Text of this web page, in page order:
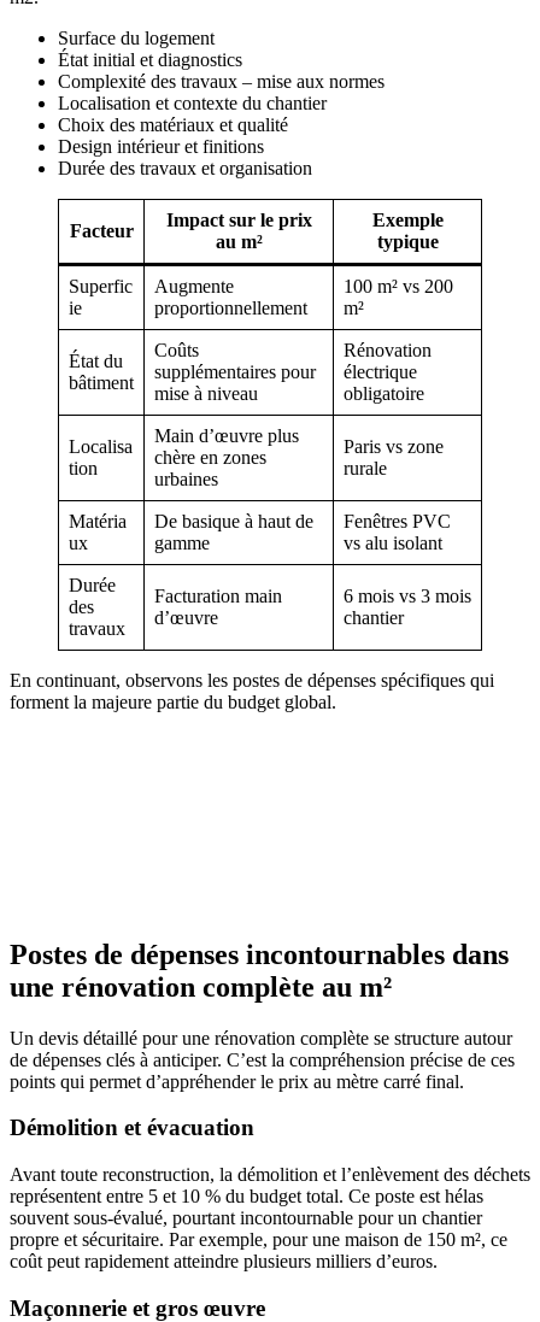
Surface du logement
État initial et diagnostics
Complexité des travaux – mise aux normes
Localisation et contexte du chantier
Choix des matériaux et qualité
Design intérieur et finitions
Durée des travaux et organisation
Facteur
Impact sur le prix
au m²
Exemple
typique
Superfic
ie
Augmente
proportionnellement
100 m² vs 200
m²
État du
bâtiment
Coûts
supplémentaires pour
mise à niveau
Rénovation
électrique
obligatoire
Localisa
tion
Main d’œuvre plus
chère en zones
urbaines
Paris vs zone
rurale
Matéria
ux
De basique à haut de
gamme
Fenêtres PVC
vs alu isolant
Durée
des
travaux
Facturation main
d’œuvre
6 mois vs 3 mois
chantier
En continuant, observons les postes de dépenses spécifiques qui
forment la majeure partie du budget global.
Postes de dépenses incontournables dans
une rénovation complète au m²
Un devis détaillé pour une rénovation complète se structure autour
de dépenses clés à anticiper. C’est la compréhension précise de ces
points qui permet d’appréhender le prix au mètre carré final.
Démolition et évacuation
Avant toute reconstruction, la démolition et l’enlèvement des déchets
représentent entre 5 et 10 % du budget total. Ce poste est hélas
souvent sous-évalué, pourtant incontournable pour un chantier
propre et sécuritaire. Par exemple, pour une maison de 150 m², ce
coût peut rapidement atteindre plusieurs milliers d’euros.
Maçonnerie et gros œuvre